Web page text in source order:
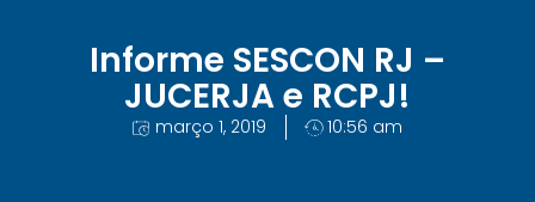
Informe SESCON RJ –
JUCERJA e RCPJ!
março 1, 2019 10:56 am